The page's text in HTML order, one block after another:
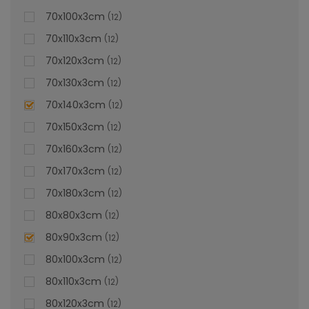
70x100x3cm 12
70x110x3cm 12
70x120x3cm 12
70x130x3cm 12
70x140x3cm 12
70x150x3cm 12
70x160x3cm 12
70x170x3cm 12
70x180x3cm 12
80x80x3cm 12
80x90x3cm 12
80x100x3cm 12
80x110x3cm 12
80x120x3cm 12